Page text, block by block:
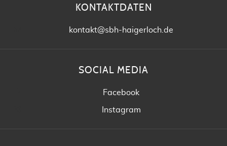
KONTAKTDATEN
kontakt@sbh-haigerloch.de
SOCIAL MEDIA
Facebook
Instagram